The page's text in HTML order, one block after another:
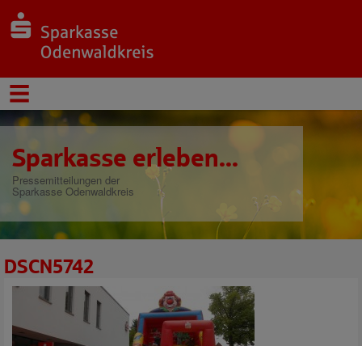
Sparkasse erleben...
Pressemitteilungen der
Sparkasse Odenwaldkreis
DSCN5742